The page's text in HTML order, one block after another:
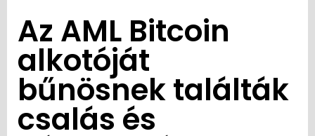
Az AML Bitcoin
alkotóját
bűnösnek találták
csalás és